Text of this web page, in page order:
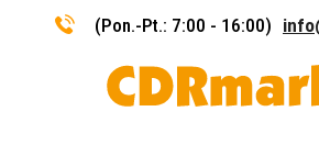
(Pon.-Pt.: 7:00 - 16:00)